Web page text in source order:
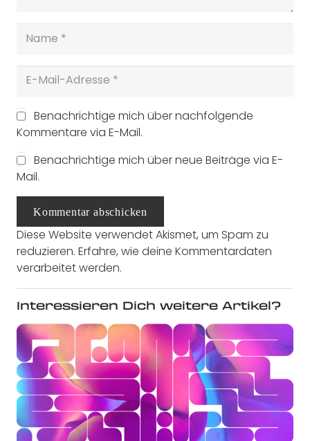
Benachrichtige mich über nachfolgende
Kommentare via E-Mail.
Benachrichtige mich über neue Beiträge via E-
Mail.
Kommentar abschicken
Diese Website verwendet Akismet, um Spam zu
reduzieren. Erfahre, wie deine Kommentardaten
verarbeitet werden.
Interessieren Dich weitere Artikel?